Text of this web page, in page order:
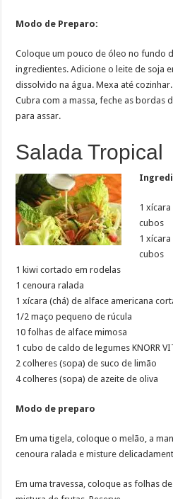
Modo de Preparo:
Coloque um pouco de óleo no fundo
ingredientes. Adicione o leite de soja
dissolvido na água. Mexa até
Cubra com a massa, feche as bordas
para assar.
Salada Tropical
1
cubos
1
cubos
1 kiwi cortado em rodelas
1 cenoura ralada
1 xícara (chá) de alface americana
1/2 maço pequeno de rúcula
10 folhas de alface mimosa
1 cubo de caldo de legumes KNORR
2 colheres (sopa) de suco de limão
4 colheres (sopa) de azeite de oliva
Modo de preparo
Em uma tigela, coloque o melão, a
cenoura ralada e misture
Em uma travessa, coloque as folhas